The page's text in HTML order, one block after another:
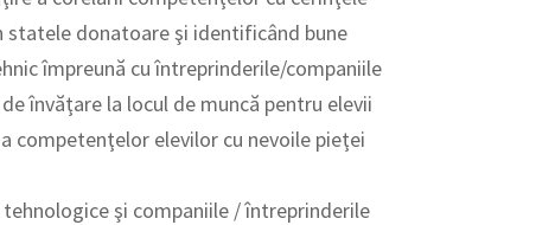
donatoare şi identificând bune
împreună cu întreprinderile/companiile
învăţare la locul de muncă pentru elevii
competenţelor elevilor cu nevoile pieţei
şi companiile / întreprinderile